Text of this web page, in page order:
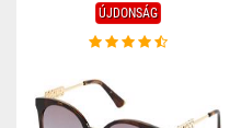
ÚJDONSÁG